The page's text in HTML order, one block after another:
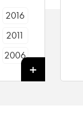
2016
2011
2006